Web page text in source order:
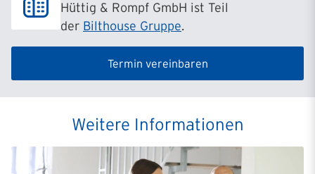
Hüttig & Rompf GmbH ist Teil
der Bilthouse Gruppe.
Termin vereinbaren
Weitere Informationen